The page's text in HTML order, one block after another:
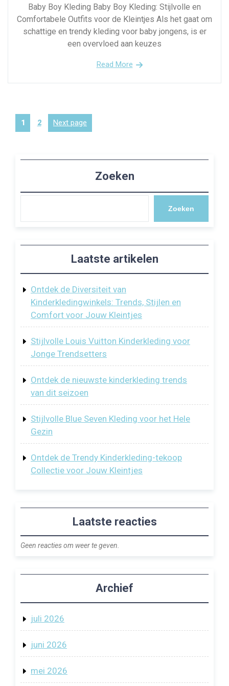
Baby Boy Kleding Baby Boy Kleding: Stijlvolle en
Comfortabele Outfits voor de Kleintjes Als het gaat om
schattige en trendy kleding voor baby jongens, is er
een overvloed aan keuzes
Read More
Berichten
Page
1 2 Next page
Zoeken
Zoeken
Laatste artikelen
Ontdek de Diversiteit van
Kinderkledingwinkels: Trends, Stijlen en
Comfort voor Jouw Kleintjes
Stijlvolle Louis Vuitton Kinderkleding voor
Jonge Trendsetters
Ontdek de nieuwste kinderkleding trends
van dit seizoen
Stijlvolle Blue Seven Kleding voor het Hele
Gezin
Ontdek de Trendy Kinderkleding-tekoop
Collectie voor Jouw Kleintjes
Laatste reacties
Geen reacties om weer te geven.
Archief
juli 2026
juni 2026
mei 2026